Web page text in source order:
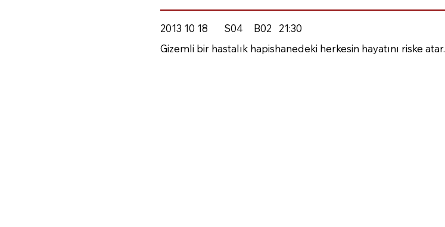
2013 10 18 S04 B02
21:30
Gizemli bir hastalık hapishanedeki herkesin hayatını riske atar.